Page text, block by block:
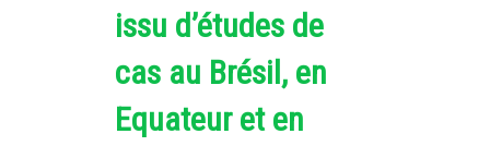
issu d’études de
cas au Brésil, en
Equateur et en